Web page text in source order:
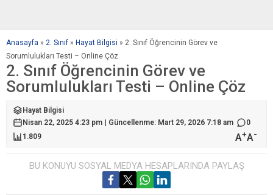
Anasayfa » 2. Sınıf » Hayat Bilgisi » 2. Sınıf Öğrencinin Görev ve
Sorumlulukları Testi – Online Çöz
2. Sınıf Öğrencinin Görev ve
Sorumlulukları Testi – Online Çöz
Hayat Bilgisi
Nisan 22, 2025 4:23 pm | Güncellenme: Mart 29, 2026 7:18 am
0
1.809
A+A-
BU KONUYU SOSYAL MEDYA HESAPLARINDA PAYLAŞ